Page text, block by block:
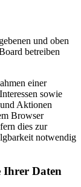
und oben
betreiben
einer
sowie
Aktionen
Browser
dies zur
notwendig
Ihrer Daten